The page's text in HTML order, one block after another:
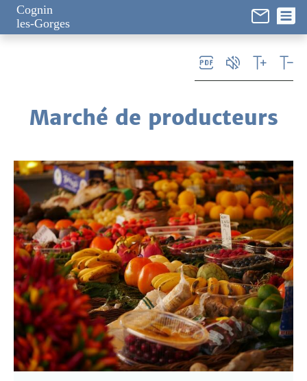
Cognin
les-Gorges
Marché de producteurs
Panneau de gestion des cookies